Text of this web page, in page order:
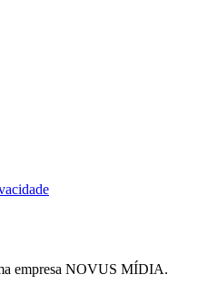
empresa NOVUS MÍDIA.